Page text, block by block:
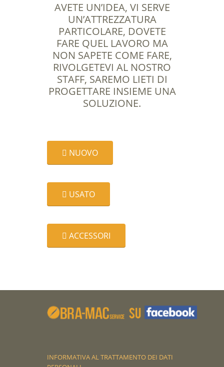
AVETE UN’IDEA, VI SERVE
UN’ATTREZZATURA
PARTICOLARE, DOVETE
FARE QUEL LAVORO MA
NON SAPETE COME FARE,
RIVOLGETEVI AL NOSTRO
STAFF, SAREMO LIETI DI
PROGETTARE INSIEME UNA
SOLUZIONE.
NUOVO
USATO
ACCESSORI
INFORMATIVA AL TRATTAMENTO DEI DATI